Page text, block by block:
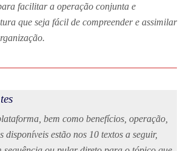
facilitar a operação conjunta e
que seja fácil de compreender e assimilar
bem como benefícios, operação,
disponíveis estão nos 10 textos a seguir,